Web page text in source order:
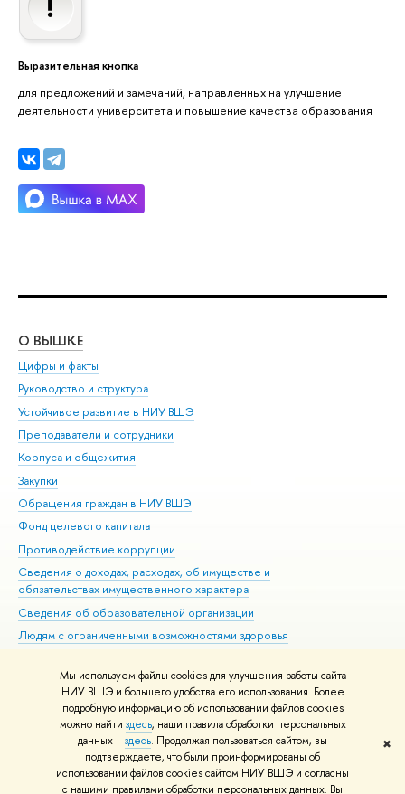
Мы используем файлы cookies для улучшения работы сайта
НИУ ВШЭ и большего удобства его использования. Более
подробную информацию об использовании файлов cookies
можно найти здесь, наши правила обработки персональных
данных –здесь. Продолжая пользоваться сайтом, вы
подтверждаете, что были проинформированы об
использовании файлов cookies сайтом НИУ ВШЭ и согласны
с нашими правилами обработки персональных данных. Вы
✖
Выразительная кнопка
для предложений и замечаний, направленных на улучшение
деятельности университета и повышение качества образования
О ВЫШКЕ
Цифры и факты
Руководство и структура
Устойчивое развитие в НИУ ВШЭ
Преподаватели и сотрудники
Корпуса и общежития
Закупки
Обращения граждан в НИУ ВШЭ
Фонд целевого капитала
Противодействие коррупции
Сведения о доходах, расходах, об имуществе и
обязательствах имущественного характера
Сведения об образовательной организации
Людям с ограниченными возможностями здоровья
Работа в Вышке
© НИУ ВШЭ 1993–2026 Адреса и контакты Условия использования
материалов Политика конфиденциальности Карта сайта